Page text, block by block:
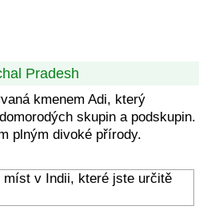
Pradesh
kmenem Adi, který
skupin a podskupin.
plným divoké přírody.